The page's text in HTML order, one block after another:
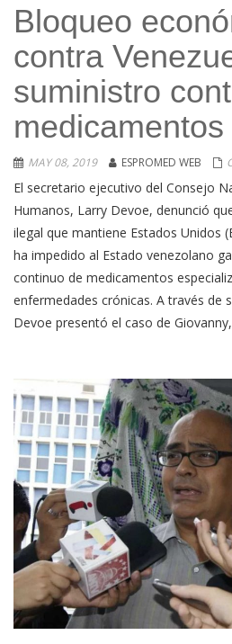
Bloqueo
contra
suministro
medicamentos
MAY 08, 2019 ESPROMED WEB
El secretario ejecutivo del Consejo
Humanos, Larry Devoe, denunció
ilegal que mantiene Estados Unidos
ha impedido al Estado venezolano
continuo de medicamentos
enfermedades crónicas. A través de
Devoe presentó el caso de